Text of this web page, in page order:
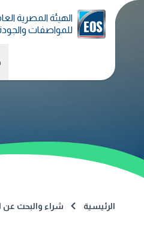
الهيئة المصرية
للمواصفات
الرئيسية شراء والبحث عن